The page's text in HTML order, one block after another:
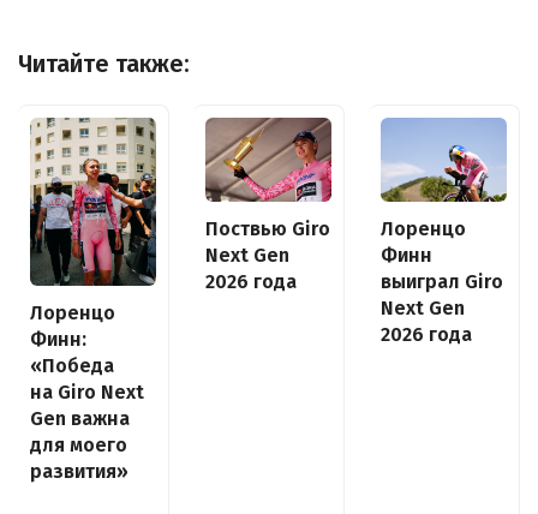
Читайте также:
Лоренцо
Финн:
«Победа
на Giro Next
Gen важна
для моего
развития»
Поствью Giro
Next Gen
2026 года
Лоренцо
Финн
выиграл Giro
Next Gen
2026 года